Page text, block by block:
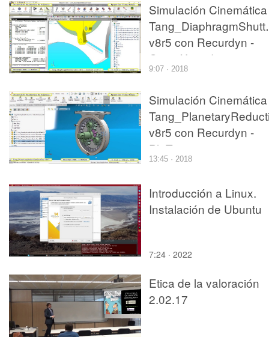
Simulación Cinemática
v8r5 con Recurdyn -
CompX - 2 de 3
9:07 · 2018
Simulación Cinemática
v8r5 con Recurdyn -
PlaTa
13:45 · 2018
Introducción a Linux.
Instalación de Ubuntu
7:24 · 2022
Etica de la valoración
2.02.17